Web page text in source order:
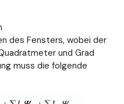
des Fensters, wobei der
und Grad
muss die folgende